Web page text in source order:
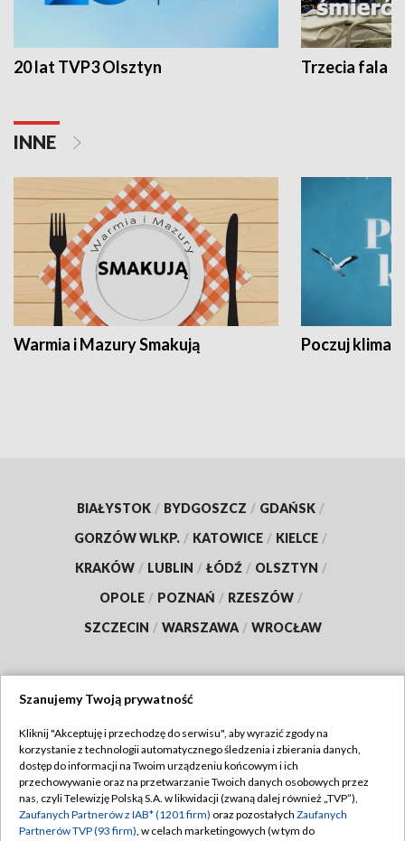
20 lat TVP3 Olsztyn Trzecia fala -
INNE
Warmia i Mazury Smakują Poczuj klimat
BIAŁYSTOK / BYDGOSZCZ / GDAŃSK /
GORZÓW WLKP. / KATOWICE / KIELCE /
KRAKÓW / LUBLIN / ŁÓDŹ / OLSZTYN /
OPOLE / POZNAŃ / RZESZÓW /
SZCZECIN / WARSZAWA / WROCŁAW
TVP
Abonament TVP
Emisja w TVP
Regulamin TVP
Polityka prywatności
Szanujemy Twoją prywatność
Kliknij "Akceptuję i przechodzę do serwisu", aby wyrazić zgody na
korzystanie z technologii automatycznego śledzenia i zbierania danych,
dostęp do informacji na Twoim urządzeniu końcowym i ich
przechowywanie oraz na przetwarzanie Twoich danych osobowych przez
nas, czyli Telewizję Polską S.A. w likwidacji (zwaną dalej również „TVP”),
Zaufanych Partnerów z IAB* (1201 firm) oraz pozostałych Zaufanych
Partnerów TVP (93 firm), w celach marketingowych (w tym do